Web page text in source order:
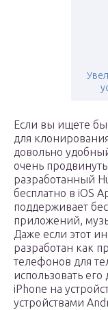
Если вы ищете
для
довольно
очень
разработанный
бесплатно в iOS
поддерживает
приложений,
Даже если этот
разработан как
телефонов для
использовать
iPhone на
устройствами